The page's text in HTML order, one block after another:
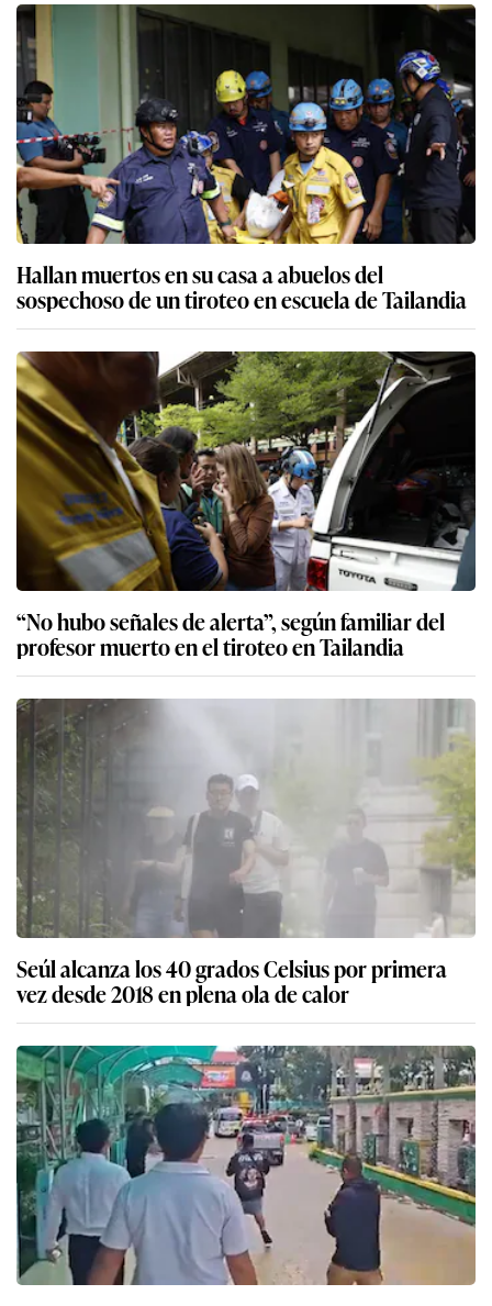
Hallan muertos en su casa a abuelos del
sospechoso de un tiroteo en escuela de Tailandia
“No hubo señales de alerta”, según familiar del
profesor muerto en el tiroteo en Tailandia
Seúl alcanza los 40 grados Celsius por primera
vez desde 2018 en plena ola de calor